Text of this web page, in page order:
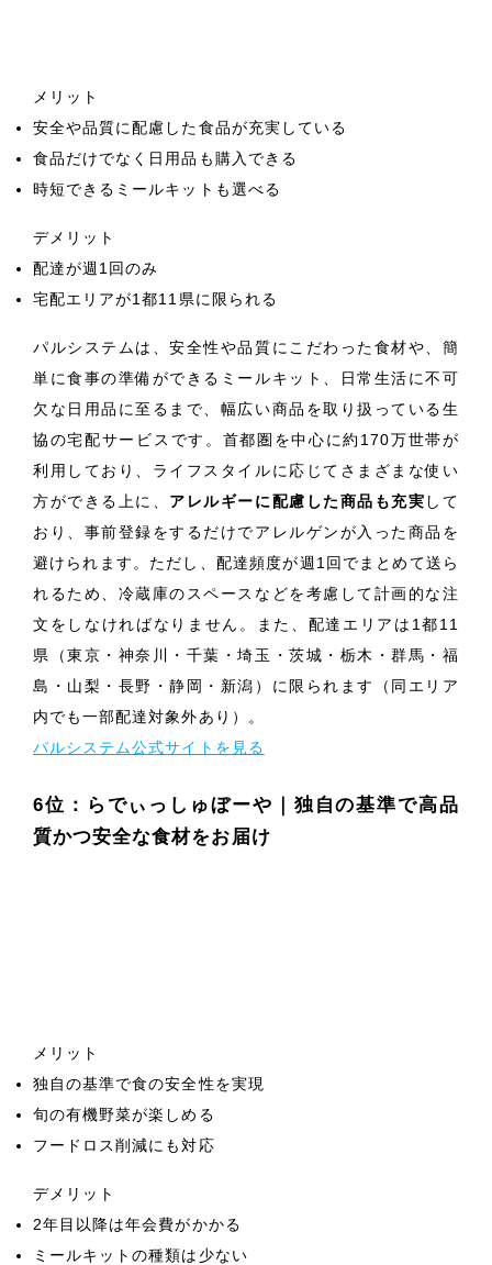
メリット
安全や品質に配慮した食品が充実している
食品だけでなく日用品も購入できる
時短できるミールキットも選べる
デメリット
配達が週1回のみ
宅配エリアが1都11県に限られる
パルシステムは、安全性や品質にこだわった食材や、簡
単に食事の準備ができるミールキット、日常生活に不可
欠な日用品に至るまで、幅広い商品を取り扱っている生
協の宅配サービスです。首都圏を中心に約170万世帯が
利用しており、ライフスタイルに応じてさまざまな使い
方ができる上に、 アレルギーに配慮した商品も充実 して
おり、事前登録をするだけでアレルゲンが入った商品を
避けられます。ただし、配達頻度が週1回でまとめて送ら
れるため、冷蔵庫のスペースなどを考慮して計画的な注
文をしなければなりません。また、配達エリアは1都11
県（東京・神奈川・千葉・埼玉・茨城・栃木・群馬・福
島・山梨・長野・静岡・新潟）に限られます（同エリア
内でも一部配達対象外あり）。
パルシステム公式サイトを見る
6位：らでぃっしゅぼーや｜独自の基準で高品
質かつ安全な食材をお届け
メリット
独自の基準で食の安全性を実現
旬の有機野菜が楽しめる
フードロス削減にも対応
デメリット
2年目以降は年会費がかかる
ミールキットの種類は少ない